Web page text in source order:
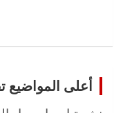
أعلى المواضيع